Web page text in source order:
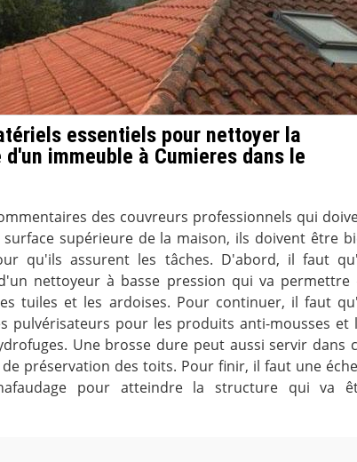
essentiels pour nettoyer la
immeuble à Cumieres dans le
des couvreurs professionnels qui
supérieure de la maison, ils doivent être
qu'ils assurent les tâches. D'abord, il faut
nettoyeur à basse pression qui va permettre
tuiles et les ardoises. Pour continuer, il faut
pulvérisateurs pour les produits anti-mousses et
Une brosse dure peut aussi servir dans
préservation des toits. Pour finir, il faut une
pour atteindre la structure qui va